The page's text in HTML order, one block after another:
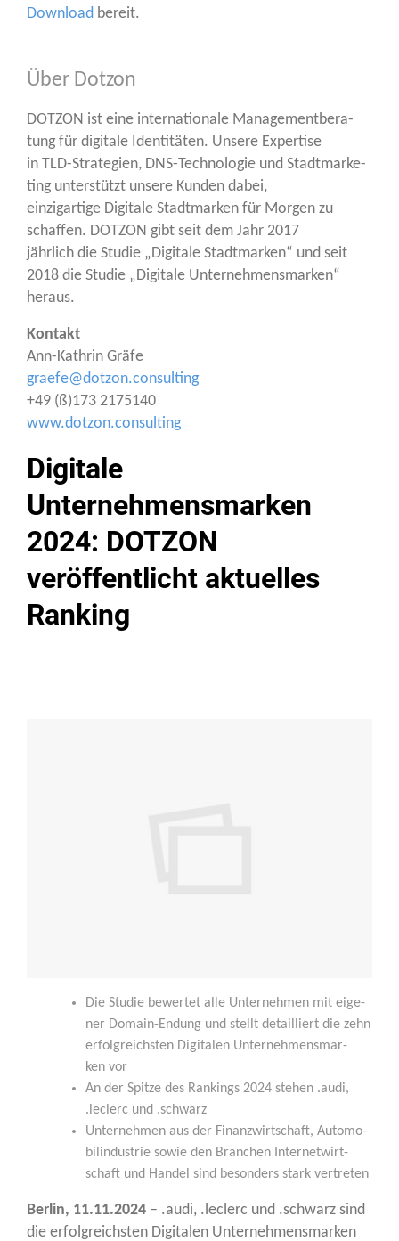
Down­load bereit.
Über Dotzon
DOTZON ist eine inter­na­tio­na­le Manage­ment­be­ra­
tung für digi­ta­le Iden­ti­tä­ten. Unse­re Exper­ti­se
in TLD-Stra­te­gien, DNS-Tech­no­lo­gie und Stadt­mar­ke­
ting unter­stützt unse­re Kun­den dabei,
ein­zig­ar­ti­ge Digi­ta­le Stadt­mar­ken für Mor­gen zu
schaf­fen. DOTZON gibt seit dem Jahr 2017
jähr­lich die Stu­die „Digi­ta­le Stadt­mar­ken“ und seit
2018 die Stu­die „Digi­ta­le Unter­neh­mens­mar­ken“
heraus.
Kon­takt
Ann-Kath­rin Grä­fe
graefe@dotzon.consulting
+49 (ß)173 2175140
www.dotzon.consulting
Digitale
Unternehmensmarken
2024: DOTZON
veröffentlicht aktuelles
Ranking
Die Stu­die bewer­tet alle Unter­neh­men mit eige­
ner Domain-Endung und stellt detail­liert die zehn
erfolg­reichs­ten Digi­ta­len Unter­neh­mens­mar­
ken vor
An der Spit­ze des Ran­kings 2024 ste­hen .audi,
.leclerc und .schwarz
Unter­neh­men aus der Finanz­wirt­schaft, Auto­mo­
bil­in­dus­trie sowie den Bran­chen Inter­net­wirt­
schaft und Han­del sind beson­ders stark vertreten
Ber­lin, 11.11.2024 – .audi, .leclerc und .schwarz sind
die erfolg­reichs­ten Digi­ta­len Unter­neh­mens­mar­ken